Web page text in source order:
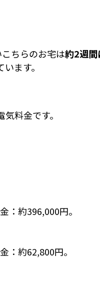
ちらのお宅は約2週間
ます。
料金です。
：約396,000円。
：約62,800円。